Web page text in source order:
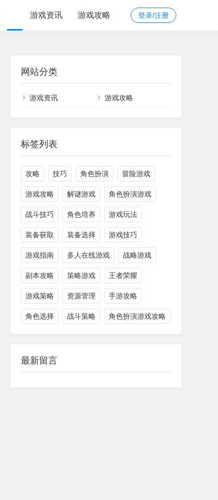
登录/注册
游戏资讯 游戏攻略
网站分类
游戏资讯 游戏攻略
标签列表
攻略 技巧 角色扮演 冒险游戏
游戏攻略 解谜游戏 角色扮演游戏
战斗技巧 角色培养 游戏玩法
装备获取 装备选择 游戏技巧
游戏指南 多人在线游戏 战略游戏
副本攻略 策略游戏 王者荣耀
游戏策略 资源管理 手游攻略
角色选择 战斗策略 角色扮演游戏攻略
最新留言